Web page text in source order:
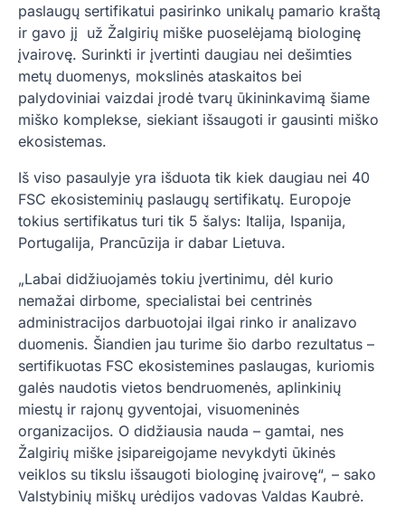
paslaugų sertifikatui pasirinko unikalų pamario kraštą
ir gavo jį už Žalgirių miške puoselėjamą biologinę
įvairovę. Surinkti ir įvertinti daugiau nei dešimties
metų duomenys, mokslinės ataskaitos bei
palydoviniai vaizdai įrodė tvarų ūkininkavimą šiame
miško komplekse, siekiant išsaugoti ir gausinti miško
ekosistemas.
Iš viso pasaulyje yra išduota tik kiek daugiau nei 40
FSC ekosisteminių paslaugų sertifikatų. Europoje
tokius sertifikatus turi tik 5 šalys: Italija, Ispanija,
Portugalija, Prancūzija ir dabar Lietuva.
„Labai didžiuojamės tokiu įvertinimu, dėl kurio
nemažai dirbome, specialistai bei centrinės
administracijos darbuotojai ilgai rinko ir analizavo
duomenis. Šiandien jau turime šio darbo rezultatus –
sertifikuotas FSC ekosistemines paslaugas, kuriomis
galės naudotis vietos bendruomenės, aplinkinių
miestų ir rajonų gyventojai, visuomeninės
organizacijos. O didžiausia nauda – gamtai, nes
Žalgirių miške įsipareigojame nevykdyti ūkinės
veiklos su tikslu išsaugoti biologinę įvairovę“, – sako
Valstybinių miškų urėdijos vadovas Valdas Kaubrė.